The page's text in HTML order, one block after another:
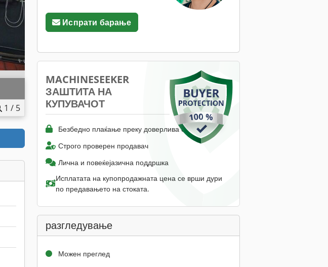
1 / 5
Испрати барање
MACHINESEEKER
ЗАШТИТА НА
КУПУВАЧОТ
Безбедно плаќање преку доверлива сметка
Строго проверен продавач
Лична и повеќејазична поддршка
Исплатата на купопродажната цена се врши дури
по предавањето на стоката.
разгледување
Можен преглед